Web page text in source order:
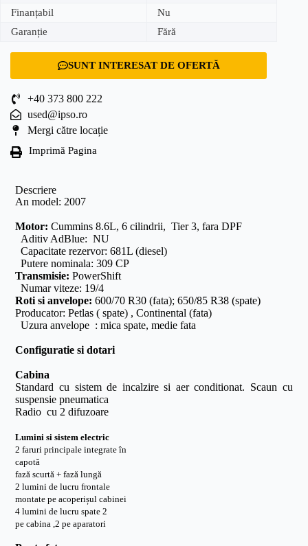
Finanțabil
Nu
Garanție
Fără
SUNT INTERESAT DE OFERTĂ
+40 373 800 222
used@ipso.ro
Mergi către locație
Imprimă Pagina
Descriere
An model: 2007
Motor:Cummins 8.6L, 6 cilindrii, Tier 3, fara DPF
Aditiv AdBlue: NU
Capacitate rezervor: 681L (diesel)
Putere nominala: 309 CP
Transmisie:PowerShift
Numar viteze: 19/4
Roti si anvelope:600/70 R30 (fata); 650/85 R38 (spate)
Producator: Petlas ( spate) , Continental (fata)
Uzura anvelope : mica spate, medie fata
Configuratie si dotari
Cabina
Standard cu sistem de incalzire si aer conditionat. Scaun cu
suspensie pneumatica
Radio cu 2 difuzoare
Lumini si sistem electric
2 faruri principale integrate în
capotă
fază scurtă + fază lungă
2 lumini de lucru frontale
montate pe acoperișul cabinei
4 lumini de lucru spate 2
pe cabina ,2 pe aparatori